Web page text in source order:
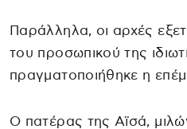
Παράλληλα, οι αρχές
του προσωπικού της
πραγματοποιήθηκε η
Ο πατέρας της Αϊσά,